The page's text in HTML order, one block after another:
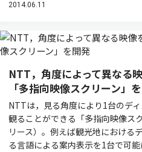
2014.06.11
NTT，角度によって異なる
「多指向映像スクリーン」
NTTは，見る角度により1台のデ
観ることができる「多指向映像ス
リース）。例えば観光地における
る言語による案内表示を1台で可能